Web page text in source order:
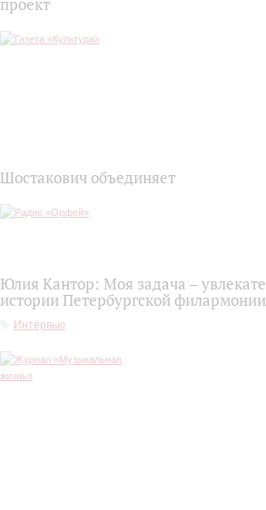
проект
Шостакович объединяет
Юлия Кантор: Моя задача –
истории Петербургской
Интервью